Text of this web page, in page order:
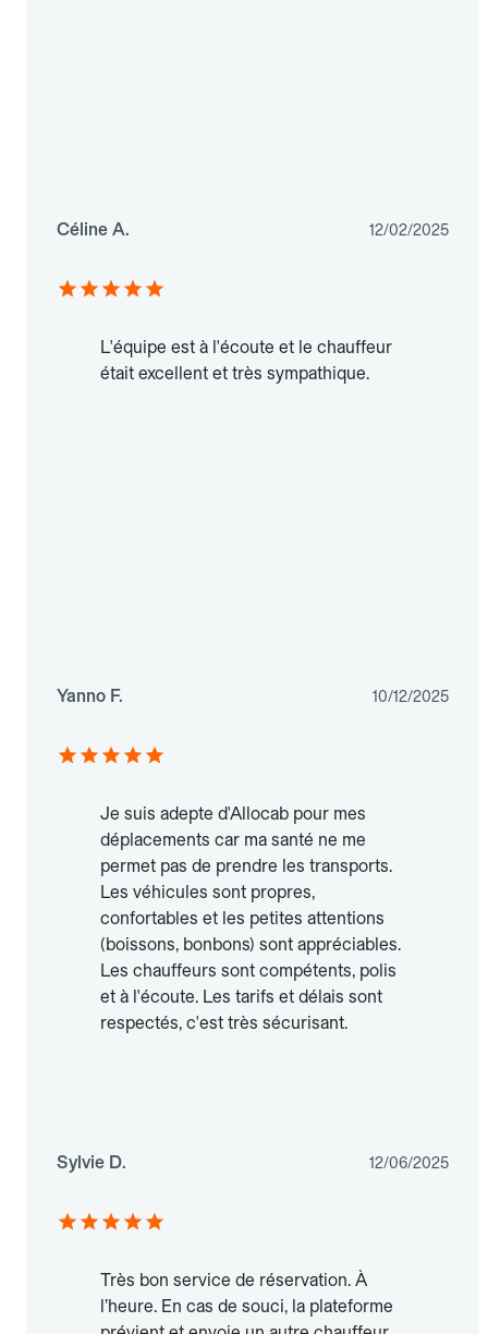
Céline A. 12/02/2025
L'équipe est à l'écoute et le chauffeur
était excellent et très sympathique.
Yanno F. 10/12/2025
Je suis adepte d'Allocab pour mes
déplacements car ma santé ne me
permet pas de prendre les transports.
Les véhicules sont propres,
confortables et les petites attentions
(boissons, bonbons) sont appréciables.
Les chauffeurs sont compétents, polis
et à l'écoute. Les tarifs et délais sont
respectés, c'est très sécurisant.
Sylvie D. 12/06/2025
Très bon service de réservation. À
l’heure. En cas de souci, la plateforme